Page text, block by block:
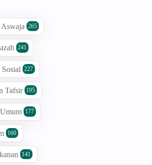
Aswaja 265
241
Sosial 227
Tafsir 195
177
160
141